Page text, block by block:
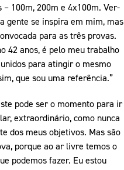
100m, 200m e 4x100m. Ver-
gente se inspira em mim, mas
para as três provas.
42 anos, é pelo meu trabalho
para atingir o mesmo
que sou uma referência.”
pode ser o momento para ir
extraordinário, como nunca
dos meus objetivos. Mas são
porque ao ar livre temos o
podemos fazer. Eu estou